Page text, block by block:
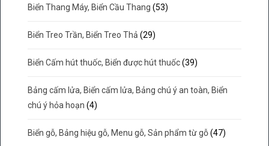
Biển Thang Máy, Biển Cầu Thang (53)
Biển Treo Trần, Biển Treo Thả (29)
Biển Cấm hút thuốc, Biển được hút thuốc (39)
Bảng cấm lửa, Biển cấm lửa, Bảng chú ý an toàn, Biển
chú ý hỏa hoạn (4)
Biển gỗ, Bảng hiệu gỗ, Menu gỗ, Sản phẩm từ gỗ (47)